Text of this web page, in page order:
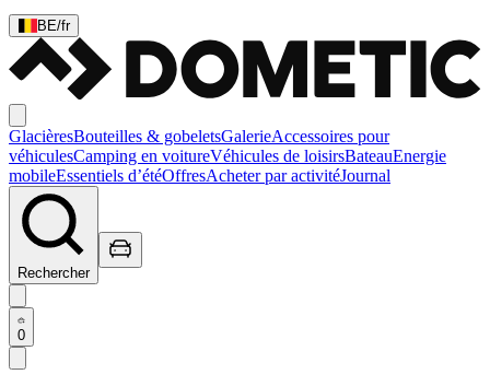
BE/fr
GlacièresBouteilles & gobeletsGalerieAccessoires pour
véhiculesCamping en voitureVéhicules de loisirsBateauEnergie
mobileEssentiels d’étéOffresAcheter par activitéJournal
Rechercher
0